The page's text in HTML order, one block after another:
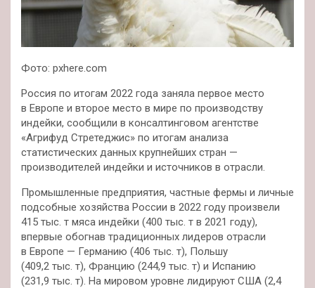
Фото: pxhere.com
Россия по итогам 2022 года заняла первое место
в Европе и второе место в мире по производству
индейки, сообщили в консалтинговом агентстве
«Агрифуд Стретеджис» по итогам анализа
статистических данных крупнейших стран —
производителей индейки и источников в отрасли.
Промышленные предприятия, частные фермы и личные
подсобные хозяйства России в 2022 году произвели
415 тыс. т мяса индейки (400 тыс. т в 2021 году),
впервые обогнав традиционных лидеров отрасли
в Европе — Германию (406 тыс. т), Польшу
(409,2 тыс. т), Францию (244,9 тыс. т) и Испанию
(231,9 тыс. т). На мировом уровне лидируют США (2,4